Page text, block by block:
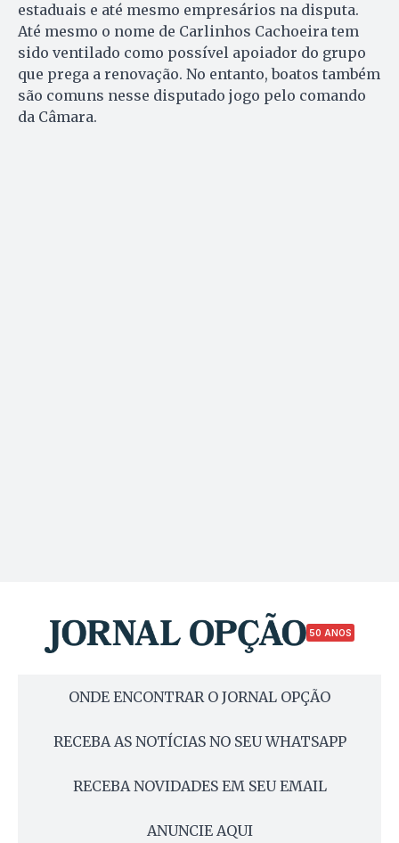
estaduais e até mesmo empresários na disputa.
Até mesmo o nome de Carlinhos Cachoeira tem
sido ventilado como possível apoiador do grupo
que prega a renovação. No entanto, boatos também
são comuns nesse disputado jogo pelo comando
da Câmara.
50 ANOS
ONDE ENCONTRAR O JORNAL OPÇÃO
RECEBA AS NOTÍCIAS NO SEU WHATSAPP
RECEBA NOVIDADES EM SEU EMAIL
ANUNCIE AQUI